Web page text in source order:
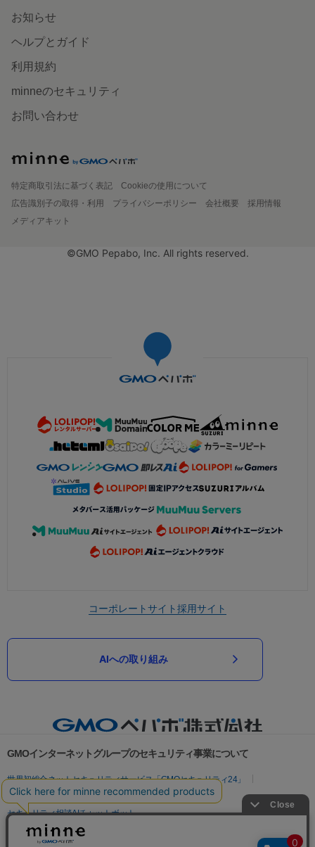
お知らせ
ヘルプとガイド
利用規約
minneのセキュリティ
お問い合わせ
特定商取引法に基づく表記
Cookieの使用について
広告識別子の取得・利用
プライバシーポリシー 会社概要
採用情報
メディアキット
©GMO Pepabo, Inc. All rights reserved.
コーポレートサイト採用サイト
AIへの取り組み
GMOインターネットグループのセキュリティ事業について
世界初総合ネットセキュリティサービス「GMOセキュリティ24」
パスワード漏洩診断
Webサイトリスク診断
セキュリティ相談AIチャットボット
実在証明・盗聴対策